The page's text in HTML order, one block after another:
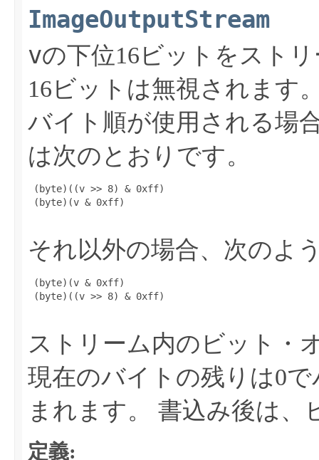
ImageOutputStream
vの下位16ビットをスト
16ビットは無視されます
バイト順が使用される場
は次のとおりです。
(byte)((v >> 8) & 0xff)
(byte)(v & 0xff)
それ以外の場合、次のよ
(byte)(v & 0xff)
(byte)((v >> 8) & 0xff)
ストリーム内のビット・
現在のバイトの残りは0
まれます。
書込み後は、
定義: